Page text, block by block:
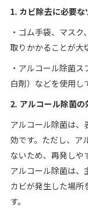
1. カビ除去に必要な
・ゴム手袋、マス
取りかかることが大
・アルコール除菌
白剤）などを使用し
2. アルコール除菌の
アルコール除菌は、
効です。ただし、ア
ないため、再発しや
アルコール除菌は、
カビが発生した場
す。